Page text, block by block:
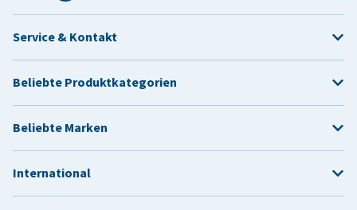
Service & Kontakt
Beliebte Produktkategorien
Beliebte Marken
International